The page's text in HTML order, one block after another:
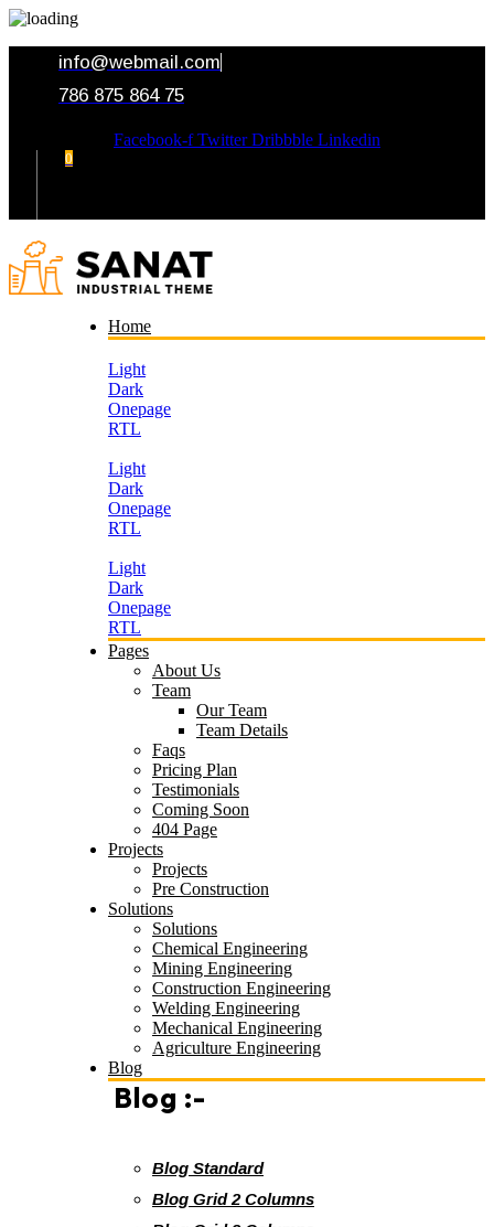
info@webmail.com
786 875 864 75
Facebook-f Twitter Dribbble Linkedin
0
Home
Light
Dark
Onepage
RTL
Light
Dark
Onepage
RTL
Light
Dark
Onepage
RTL
Pages
About Us
Team
Our Team
Team Details
Faqs
Pricing Plan
Testimonials
Coming Soon
404 Page
Projects
Projects
Pre Construction
Solutions
Solutions
Chemical Engineering
Mining Engineering
Construction Engineering
Welding Engineering
Mechanical Engineering
Agriculture Engineering
Blog
Blog :-
Blog Standard
Blog Grid 2 Columns